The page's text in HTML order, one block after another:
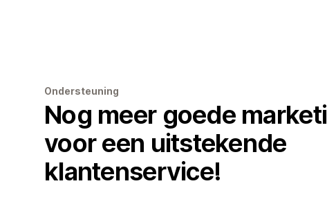
Ondersteuning
Nog meer goede
voor een uitstekende
klantenservice!